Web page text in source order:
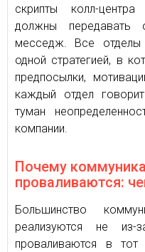
скрипты колл-
должны
месседж. Все отделы
одной стратегией, в
предпосылки,
каждый отдел
туман
компании.
Почему
проваливаются:
Большинство
реализуются не из-
проваливаются в